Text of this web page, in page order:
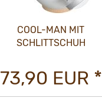
COOL-MAN MIT
SCHLITTSCHUH
73,90 EUR *